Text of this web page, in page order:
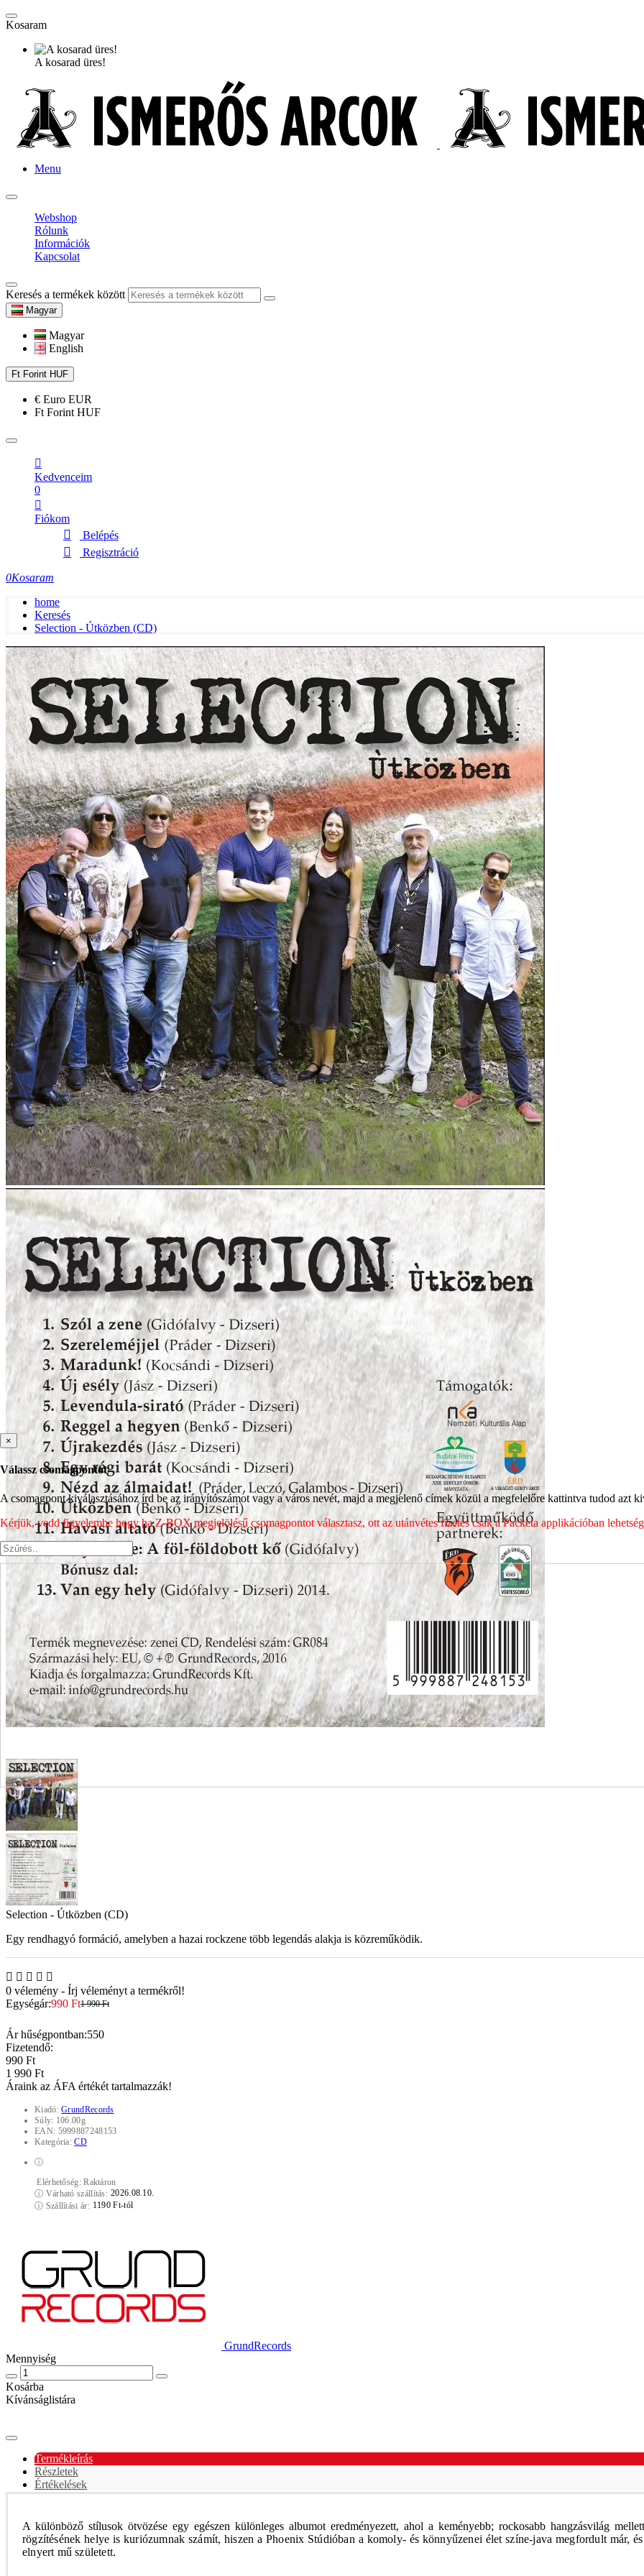
Kosaram
A kosarad üres!
Menu
Webshop
Rólunk
Információk
Kapcsolat
Keresés a termékek között
Magyar
Magyar
English
Ft Forint HUF
€ Euro EUR
Ft Forint HUF
Kedvenceim
0
Fiókom
Belépés
Regisztráció
0Kosaram
home
Keresés
Selection - Útközben (CD)
Selection - Útközben (CD)
Egy rendhagyó formáció, amelyben a hazai rockzene több legendás alakja is közreműködik.
0 vélemény - Írj véleményt a termékről!
Egységár:990 Ft1 990 Ft
Ár hűségpontban:550
Fizetendő:
990 Ft
1 990 Ft
Áraink az ÁFA értékét tartalmazzák!
Kiadó:GrundRecords
Súly: 106.00g
EAN: 5999887248153
Kategória:CD
ⓘ
Elérhetőség:Raktáron
ⓘ Várható szállítás: 2026.08.10.
ⓘ Szállítási ár: 1190 Ft-tól
GrundRecords
Mennyiség
Kosárba
Kívánságlistára
Termékleírás
Részletek
Értékelések
A különböző stílusok ötvözése egy egészen különleges albumot eredményezett, ahol a keményebb; rockosabb hangzásvilág
rögzítésének helye is kuriózumnak számít, hiszen a Phoenix Stúdióban a komoly- és könnyűzenei élet színe-java megfordult már,
elnyert mű született.
×
Válassz csomagpontot
A csomagpont kiválasztásához írd be az irányítószámot vagy a város nevét, majd a megjelenő címek közül a megfelelőre kattintva tudod azt
Kérjük, vedd figyelembe hogy ha Z-BOX megjelölésű csomagpontot választasz, ott az utánvétes fizetés csak a Packeta applikációban